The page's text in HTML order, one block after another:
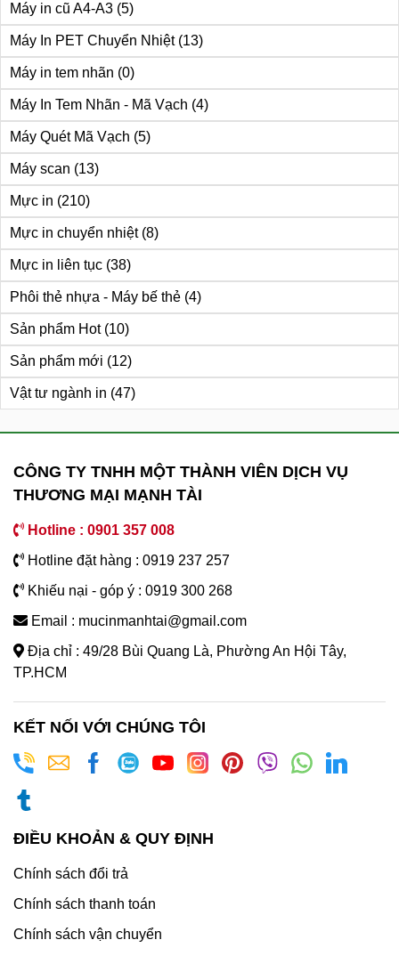
Máy in cũ A4-A3 (5)
Máy In PET Chuyển Nhiệt (13)
Máy in tem nhãn (0)
Máy In Tem Nhãn - Mã Vạch (4)
Máy Quét Mã Vạch (5)
Máy scan (13)
Mực in (210)
Mực in chuyển nhiệt (8)
Mực in liên tục (38)
Phôi thẻ nhựa - Máy bế thẻ (4)
Sản phẩm Hot (10)
Sản phẩm mới (12)
Vật tư ngành in (47)
CÔNG TY TNHH MỘT THÀNH VIÊN DỊCH VỤ
THƯƠNG MẠI MẠNH TÀI
Hotline : 0901 357 008
Hotline đặt hàng : 0919 237 257
Khiếu nại - góp ý : 0919 300 268
Email : mucinmanhtai@gmail.com
Địa chỉ : 49/28 Bùi Quang Là, Phường An Hội Tây,
TP.HCM
KẾT NỐI VỚI CHÚNG TÔI
ĐIỀU KHOẢN & QUY ĐỊNH
Chính sách đổi trả
Chính sách thanh toán
Chính sách vận chuyển